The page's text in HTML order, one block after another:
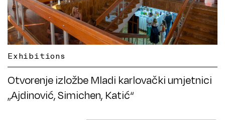
Exhibitions
Otvorenje izložbe Mladi karlovački umjetnici
„Ajdinović, Simichen, Katić“